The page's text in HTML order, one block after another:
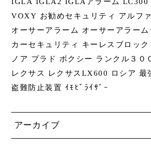
VOXY お勧めセキュリティ
アルフ
オーサーアラーム
オーサーアラーム
カーセキュリティ
キーレスブロック
ノア プラド ボクシー ランクル３０
レクサス
レクサスLX600 ロシア 最
盗難防止装置 ｲﾓﾋﾞﾗｲｻﾞｰ
アーカイブ